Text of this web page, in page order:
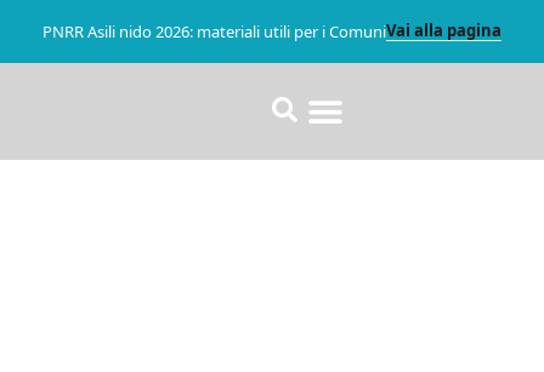
PNRR Asili nido 2026: materiali utili per i ComuniVai alla pagina